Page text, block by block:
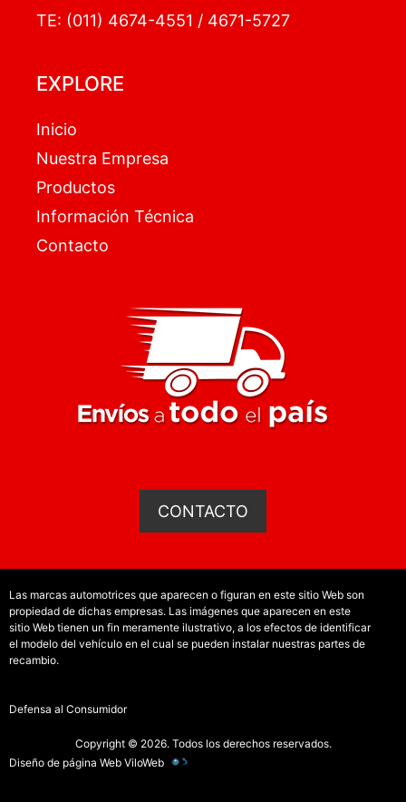
TE: (011) 4674-4551 / 4671-5727
EXPLORE
Inicio
Nuestra Empresa
Productos
Información Técnica
Contacto
CONTACTO
Las marcas automotrices que aparecen o figuran en este sitio Web son
propiedad de dichas empresas. Las imágenes que aparecen en este
sitio Web tienen un fin meramente ilustrativo, a los efectos de identificar
el modelo del vehículo en el cual se pueden instalar nuestras partes de
recambio.
Defensa al Consumidor
Copyright © 2026. Todos los derechos reservados.
Diseño de página Web ViloWeb